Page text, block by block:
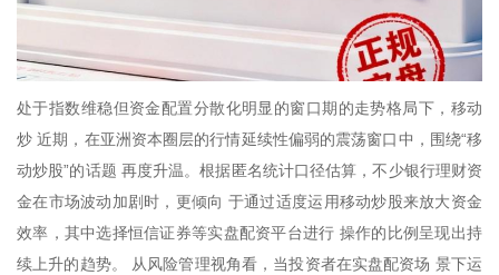
处于指数维稳但资金配置分散化明显的窗口期的走势格局下，移动
炒 近期，在亚洲资本圈层的行情延续性偏弱的震荡窗口中，围绕“移
动炒股”的话题 再度升温。根据匿名统计口径估算，不少银行理财资
金在市场波动加剧时，更倾向 于通过适度运用移动炒股来放大资金
效率，其中选择恒信证券等实盘配资平台进行 操作的比例呈现出持
续上升的趋势。 从风险管理视角看，当投资者在实盘配资场 景下运